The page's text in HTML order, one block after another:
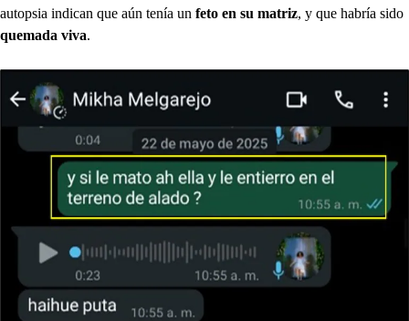
autopsia indican que aún tenía un feto en su matriz, y que habría sido
quemada viva.